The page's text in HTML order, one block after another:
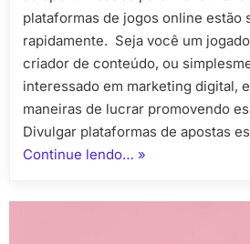
plataformas de jogos online estão
rapidamente. Seja você um
criador de conteúdo, ou
interessado em marketing digital,
maneiras de lucrar promovendo
Divulgar plataformas de apostas
Continue lendo… “Como
marketing
»